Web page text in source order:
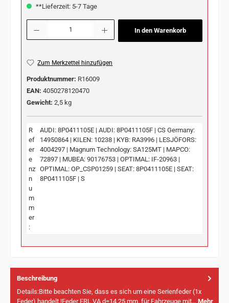
**Lieferzeit: 5-7 Tage
Produkt Anzahl: Gib den gewünschten Wert ein oder benutze die Schaltflächen
In den Warenkorb
Zum Merkzettel hinzufügen
Produktnummer: R16009
EAN: 4050278120470
Gewicht: 2,5 kg
R
ef
er
e
nz
n
u
m
m
er
:
AUDI: 8P0411105E | AUDI: 8P0411105F | CS Germany:
14950864 | KILEN: 10238 | KYB: RA3996 | LESJÖFORS:
4004297 | Magnum Technology: SA125MT | MAPCO:
72897 | MUBEA: 90176753 | OPTIMAL: IF-20963 |
OPTIMAL: OP_CSP01259 | SEAT: 8P0411105E | SEAT:
8P0411105F | S
Beschreibung
Details:Bitte beachten Sie, dass es sich um eine Serienfeder (1x
Feder) handelt !Feder ERL VA d=14,25 mm, für Fahrzeuge mit… Mehr